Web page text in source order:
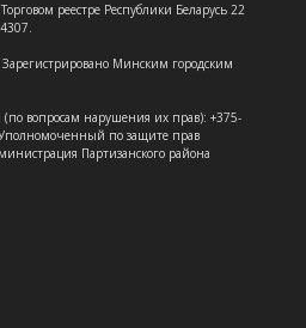
реестре Республики Беларусь 22
Минским городским
вопросам нарушения их прав): +375-
по защите прав
Партизанского района